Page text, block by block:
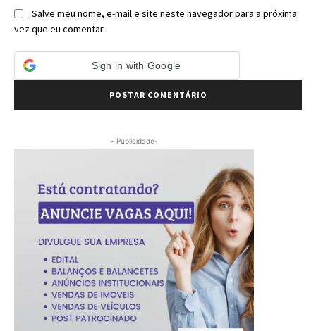
Salve meu nome, e-mail e site neste navegador para a próxima
vez que eu comentar.
Sign in with Google
- Publicidade-